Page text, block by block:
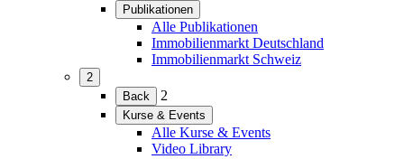
Publikationen
(Menü
erweitern)
Alle Publikationen
Immobilienmarkt Deutschland
Immobilienmarkt Schweiz
2
(Menü
erweitern)
Back 2
Kurse & Events
(Menü
erweitern)
Alle Kurse & Events
Video Library